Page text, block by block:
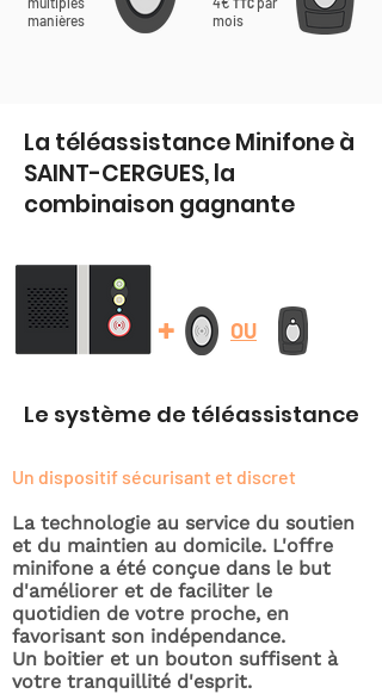
manières
TTC
mois
La téléassistance Minifone à
SAINT-CERGUES, la
combinaison gagnante
+ OU
Le système de téléassistance
Un dispositif sécurisant et discret
La technologie au service du soutien
et du maintien au domicile. L'offre
minifone a été conçue dans le but
d'améliorer et de faciliter le
quotidien de votre proche, en
favorisant son indépendance.
Un boitier et un bouton suffisent à
votre tranquillité d'esprit.